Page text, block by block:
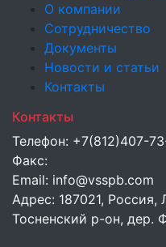
О компании
Сотрудничество
Документы
Новости и статьи
Контакты
Контакты
Телефон: +7(812)407-
Факс:
Email: info@vsspb.com
Адрес: 187021, Россия,
Тосненский р-он, дер.